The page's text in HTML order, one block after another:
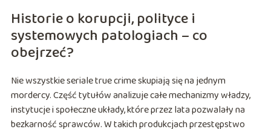
Historie o korupcji, polityce i
systemowych patologiach – co
obejrzeć?
Nie wszystkie seriale true crime skupiają się na jednym
mordercy. Część tytułów analizuje całe mechanizmy władzy,
instytucje i społeczne układy, które przez lata pozwalały na
bezkarność sprawców. W takich produkcjach przestępstwo